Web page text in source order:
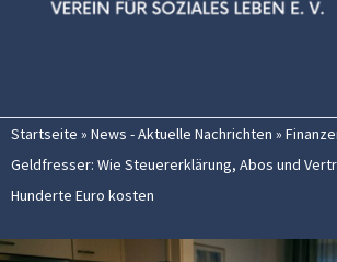
Startseite » News - Aktuelle Nachrichten »
Geldfresser: Wie Steuererklärung, Abos und
Hunderte Euro kosten